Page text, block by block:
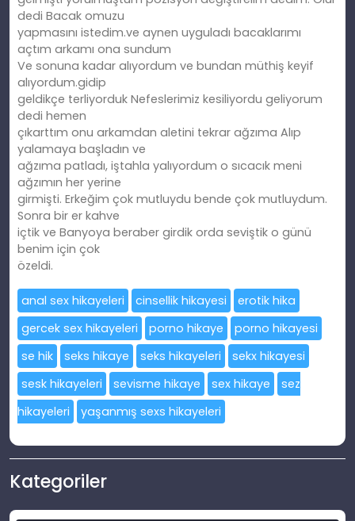
dedi Bacak omuzu
yapmasını istedim.ve aynen uyguladı bacaklarımı
açtım arkamı ona sundum
Ve sonuna kadar alıyordum ve bundan müthiş keyif
alıyordum.gidip
geldikçe terliyorduk Nefeslerimiz kesiliyordu geliyorum
dedi hemen
çıkarttım onu arkamdan aletini tekrar ağzıma Alıp
yalamaya başladın ve
ağzıma patladı, iştahla yalıyordum o sıcacık meni
ağzımın her yerine
girmişti. Erkeğim çok mutluydu bende çok mutluydum.
Sonra bir er kahve
içtik ve Banyoya beraber girdik orda seviştik o günü
benim için çok
özeldi.
anal sex hikayeleri cinsellik hikayesi
erotik hika
gercek sex hikayeleri
porno hikaye
porno hikayesi
se hik
seks hikaye seks hikayeleri
sekx hikayesi
sesk hikayeleri
sevisme hikaye sex hikaye
sez
hikayeleri
yaşanmış sexs hikayeleri
Kategoriler